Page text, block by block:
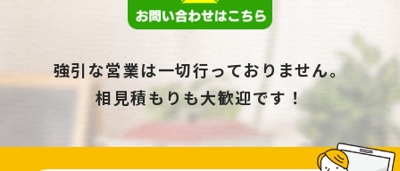
強引な営業は一切行っておりません。
相見積もりも大歓迎です！